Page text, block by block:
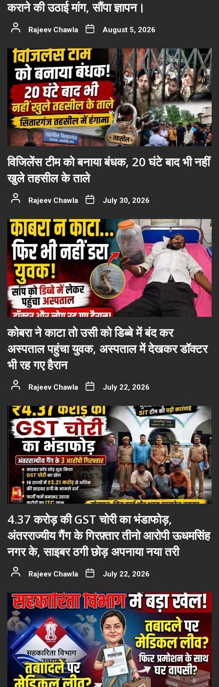
कराने की उठाई मांग, सौंपा ज्ञापन।
Rajeev Chawla August 5, 2026
विजिलेंस टीम को बनाया बंधक, 20 घंटे बाद भी नहीं
खुले तहसील के ताले
Rajeev Chawla July 30, 2026
कोबरा ने काटा तो उसी को डिब्बे में बंद कर
अस्पताल पहुंचा युवक, अस्पताल में देखकर डॉक्टर
भी रह गए हैरान
Rajeev Chawla July 22, 2026
4.37 करोड़ की GST चोरी का भंडाफोड़,
अंतरराज्यीय गैंग के गिरफ़्तार तीनो आरोपी ऊधमसिंह
नगर के, साइबर ठगी छोड़ अपनाया नया तरी
Rajeev Chawla July 22, 2026